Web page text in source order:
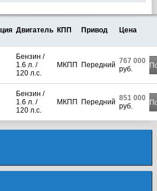
Двигатель КПП Привод Цена
Бензин /
1.6 л. /
120 л.с.
МКПП Передний 767 000
руб.
Бензин /
1.6 л. /
120 л.с.
МКПП Передний 851 000
руб.